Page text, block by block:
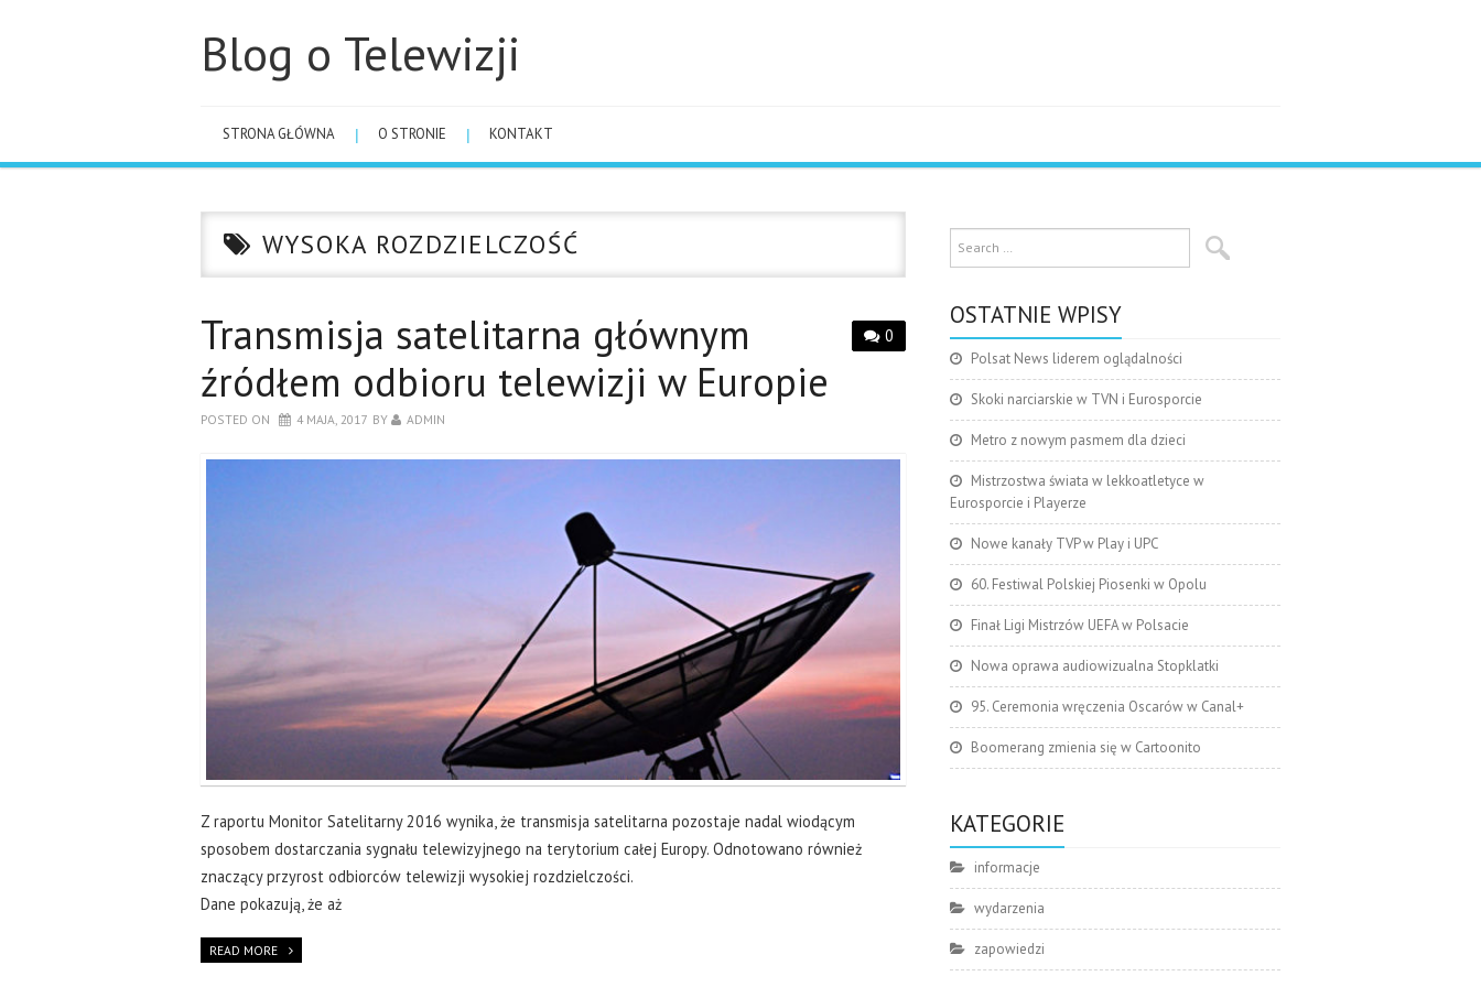
Blog o Telewizji
STRONA GŁÓWNA O STRONIE KONTAKT
WYSOKA ROZDZIELCZOŚĆ
0
Transmisja satelitarna głównym
źródłem odbioru telewizji w Europie
POSTED ON 4 MAJA, 2017 BY ADMIN
Z raportu Monitor Satelitarny 2016 wynika, że transmisja satelitarna pozostaje nadal wiodącym
sposobem dostarczania sygnału telewizyjnego na terytorium całej Europy. Odnotowano również
znaczący przyrost odbiorców telewizji wysokiej rozdzielczości.
Dane pokazują, że aż
READ MORE
OSTATNIE WPISY
Polsat News liderem oglądalności
Skoki narciarskie w TVN i Eurosporcie
Metro z nowym pasmem dla dzieci
Mistrzostwa świata w lekkoatletyce w
Eurosporcie i Playerze
Nowe kanały TVP w Play i UPC
60. Festiwal Polskiej Piosenki w Opolu
Finał Ligi Mistrzów UEFA w Polsacie
Nowa oprawa audiowizualna Stopklatki
95. Ceremonia wręczenia Oscarów w Canal+
Boomerang zmienia się w Cartoonito
KATEGORIE
informacje
wydarzenia
zapowiedzi